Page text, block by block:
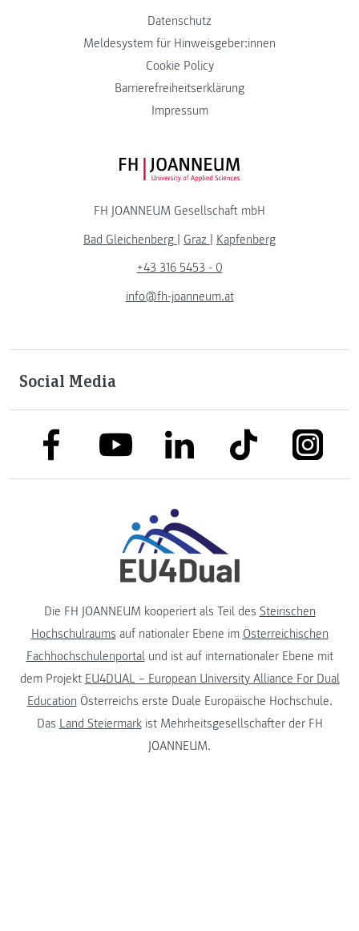
Datenschutz
Meldesystem für Hinweisgeber:innen
Cookie Policy
Barrierefreiheitserklärung
Impressum
FH JOANNEUM Logo
FH JOANNEUM Gesellschaft mbH
Bad Gleichenberg | Graz | Kapfenberg
+43 316 5453 - 0
info@fh-joanneum.at
Social Media
link to facebooklink to youtubelink to linkedinlink to tiktok link to
Die FH JOANNEUM kooperiert als Teil des Steirischen
Hochschulraums auf nationaler Ebene im Österreichischen
Fachhochschulenportalund ist auf internationaler Ebene mit
dem Projekt EU4DUAL – European University Alliance For Dual
Education Österreichs erste Duale Europäische Hochschule.
Das Land Steiermarkist Mehrheitsgesellschafter der FH
JOANNEUM.